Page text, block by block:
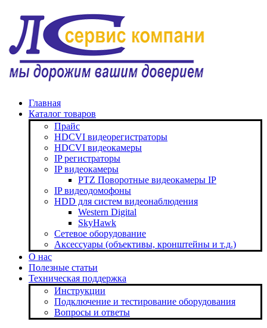
Главная
Каталог товаров
Прайс
HDCVI видеорегистраторы
HDCVI видеокамеры
IP регистраторы
IP видеокамеры
PTZ Поворотные видеокамеры IP
IP видеодомофоны
HDD для систем видеонаблюдения
Western Digital
SkyHawk
Сетевое оборудование
Аксессуары (объективы, кронштейны и т.д.)
О нас
Полезные статьи
Техническая поддержка
Инструкции
Подключение и тестирование оборудования
Вопросы и ответы